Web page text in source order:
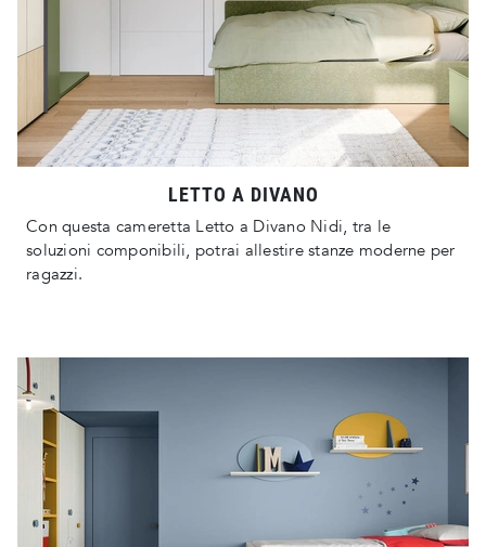
LETTO A DIVANO
Con questa cameretta Letto a Divano Nidi, tra le
soluzioni componibili, potrai allestire stanze moderne per
ragazzi.